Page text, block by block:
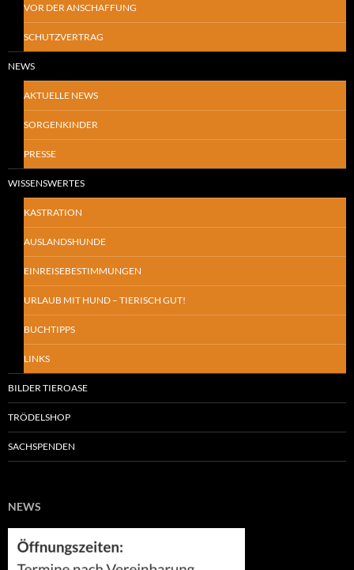
VOR DER ANSCHAFFUNG
SCHUTZVERTRAG
NEWS
AKTUELLE NEWS
SORGENKINDER
PRESSE
WISSENSWERTES
KASTRATION
AUSLANDSHUNDE
EINREISEBESTIMMUNGEN
URLAUB MIT HUND – TIERISCH GUT!
BUCHTIPPS
LINKS
BILDER TIEROASE
TRÖDELSHOP
SACHSPENDEN
NEWS